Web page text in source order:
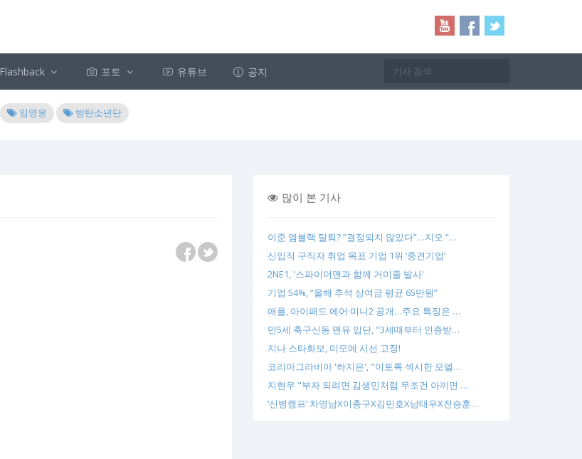
Flashback 포토 유튜브 공지
임영웅 방탄소년단
많이 본 기사
이준 엠블랙 탈퇴? “결정되지 않았다”…지오 “…
신입직 구직자 취업 목표 기업 1위 ‘중견기업’
2NE1, '스파이더맨과 함께 거미줄 발사'
기업 54%, “올해 추석 상여금 평균 65만원”
애플, 아이패드 에어·미니2 공개…주요 특징은 …
만5세 축구신동 맨유 입단, "3세때부터 인증받…
지나 스타화보, 미모에 시선 고정!
코리아그라비아 '하지은', "이토록 섹시한 모델…
지현우 "부자 되려면 김생민처럼 무조건 아끼면 …
‘신병캠프’ 차영남X이충구X김민호X남태우X전승훈…